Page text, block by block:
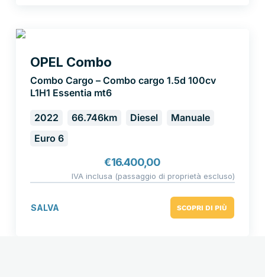
OPEL Combo
Combo Cargo – Combo cargo 1.5d 100cv
L1H1 Essentia mt6
2022 66.746km Diesel
Manuale
Euro 6
€16.400,00
IVA inclusa (passaggio di proprietà escluso)
SALVA SCOPRI DI PIÙ